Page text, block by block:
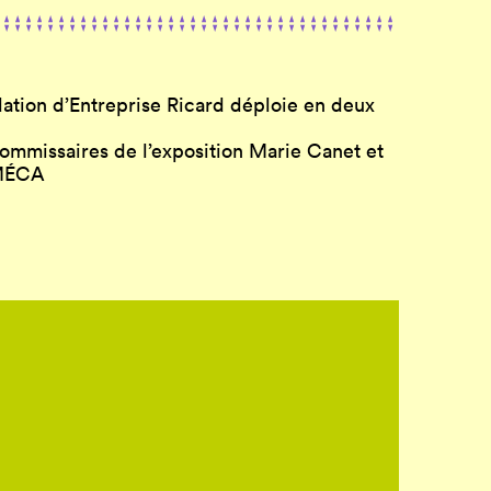
d’Entreprise Ricard déploie en deux
de l’exposition Marie Canet et